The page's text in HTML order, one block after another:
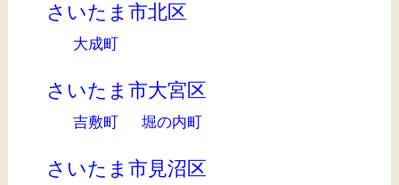
さいたま市北区
大成町
さいたま市大宮区
吉敷町 堀の内町
さいたま市見沼区